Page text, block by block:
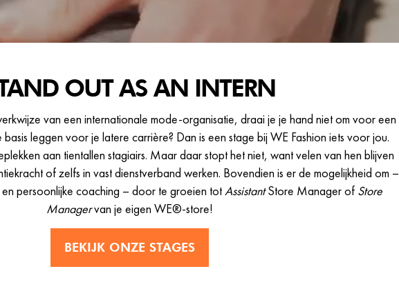
OUT AS AN INTERN
van een internationale mode-organisatie, draai je je hand niet om voor een
leggen voor je latere carrière? Dan is een stage bij WE Fashion iets voor jou.
aan tientallen stagiairs. Maar daar stopt het niet, want velen van hen blijven
of zelfs in vast dienstverband werken. Bovendien is er de mogelijkheid om –
persoonlijke coaching – door te groeien totAssistantStore Manager of Store
Managervan je eigen WE®-store!
BEKIJK ONZE STAGES